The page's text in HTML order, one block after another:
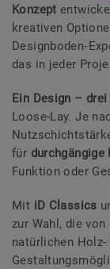
Konzept
kreativen
das in jeder
Ein Design –
Loose-Lay. Je
für durchgängige
Funktion oder
Mit iD Classics
zur Wahl, die
natürlichen